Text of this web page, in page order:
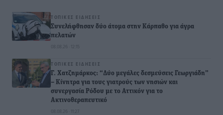
ΤΟΠΙΚΈΣ ΕΙΔΉΣΕΙΣ
Συνελήφθησαν δύο άτομα στην Κάρπαθο για άγρα
πελατών
08.08.26 · 12:15
ΤΟΠΙΚΈΣ ΕΙΔΉΣΕΙΣ
Γ. Χατζημάρκος: “Δύο μεγάλες δεσμεύσεις Γεωργιάδη”
– Κίνητρα για τους γιατρούς των νησιών και
συνεργασία Ρόδου με το Αττικόν για το
Ακτινοθεραπευτικό
08.08.26 · 11:27